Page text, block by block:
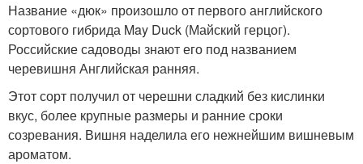
Название «дюк» произошло от первого английского
сортового гибрида May Duck (Майский герцог).
Российские садоводы знают его под названием
черевишня Английская ранняя.
Этот сорт получил от черешни сладкий без кислинки
вкус, более крупные размеры и ранние сроки
созревания. Вишня наделила его нежнейшим вишневым
ароматом.